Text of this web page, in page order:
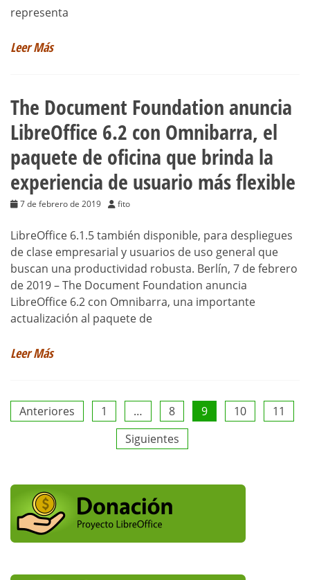
representa
Leer Más
The Document Foundation anuncia
LibreOffice 6.2 con Omnibarra, el
paquete de oficina que brinda la
experiencia de usuario más flexible
7 de febrero de 2019 fito
LibreOffice 6.1.5 también disponible, para despliegues
de clase empresarial y usuarios de uso general que
buscan una productividad robusta. Berlín, 7 de febrero
de 2019 – The Document Foundation anuncia
LibreOffice 6.2 con Omnibarra, una importante
actualización al paquete de
Leer Más
Paginación
entradas
Anteriores 1 … 8 9 10
11
Siguientes